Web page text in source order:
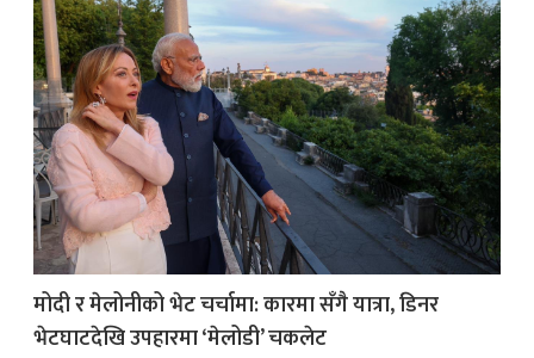
मोदी र मेलोनीको भेट चर्चामा: कारमा सँगै यात्रा, डिनर
भेटघाटदेखि उपहारमा ‘मेलोडी’ चकलेट